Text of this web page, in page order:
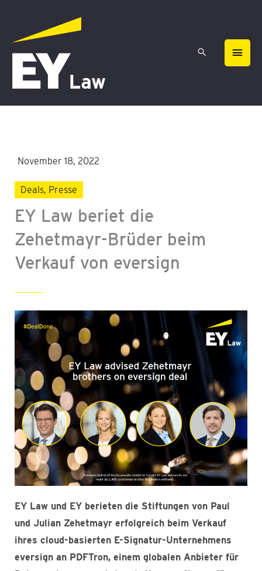
springen
November 18, 2022
Deals, Presse
EY Law beriet die
Zehetmayr-Brüder beim
Verkauf von eversign
EY Law und EY berieten die Stiftungen von Paul
und Julian Zehetmayr erfolgreich beim Verkauf
ihres cloud-basierten E-Signatur-Unternehmens
eversign an PDFTron, einem globalen Anbieter für